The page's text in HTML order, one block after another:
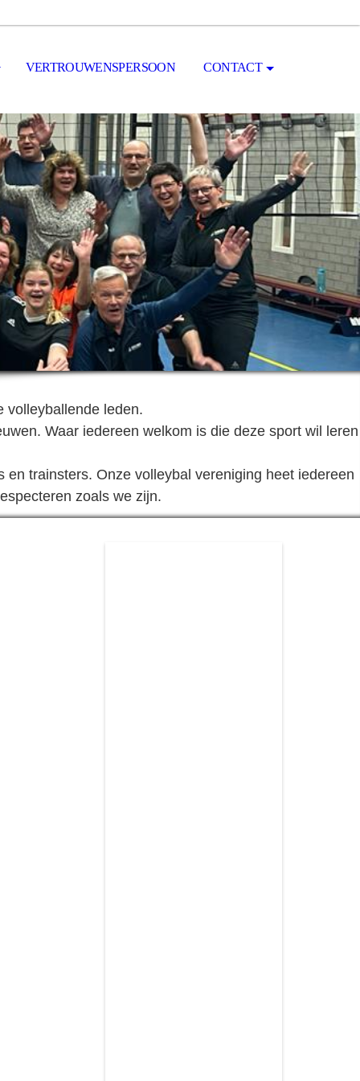
VERTROUWENSPERSOON CONTACT
volleyballende leden.
Waar iedereen welkom is die deze sport wil leren
trainsters. Onze volleybal vereniging heet iedereen
zoals we zijn.